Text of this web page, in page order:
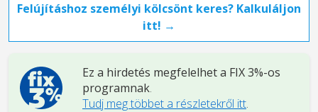
Felújításhoz személyi kölcsönt keres? Kalkuláljon
itt! →
Ez a hirdetés megfelelhet a FIX 3%-os
programnak.
Tudj meg többet a részletekről itt.